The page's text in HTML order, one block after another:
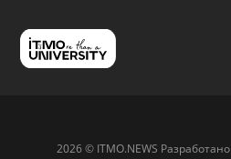
2026 © ITMO.NEWS Разработано